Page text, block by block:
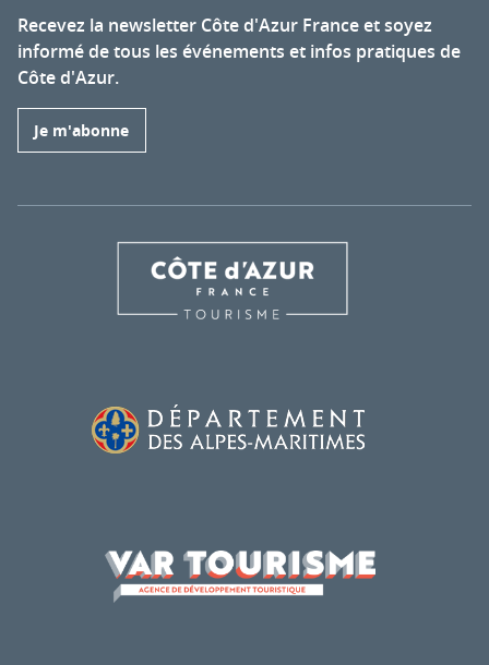
Recevez la newsletter Côte d'Azur France et soyez
informé de tous les événements et infos pratiques de
Côte d'Azur.
Je m'abonne